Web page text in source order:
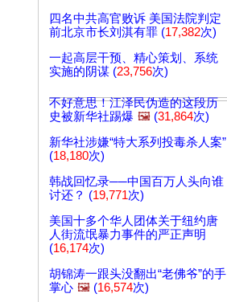
四名中共高官败诉 美国法院判定
前北京市长刘淇有罪 (17,382次)
一起高层干预、精心策划、系统
实施的阴谋 (23,756次)
不好意思！江泽民伪造的这段历
史被新华社踢爆 🖼️ (31,864次)
新华社涉嫌“特大系列投毒杀人案”
(18,180次)
韩战回忆录──中国百万人头向谁
讨还？ (19,771次)
美国十多个华人团体关于纽约唐
人街流氓暴力事件的严正声明
(16,174次)
胡锦涛一跟头没翻出“老佛爷”的手
掌心 🖼️ (16,574次)